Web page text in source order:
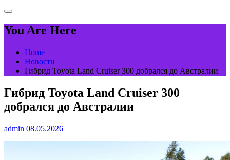
You Are Here
Home
Новости
Гибрид Toyota Land Cruiser 300 добрался до Австралии
Гибрид Toyota Land Cruiser 300
добрался до Австралии
admin 08.05.2026